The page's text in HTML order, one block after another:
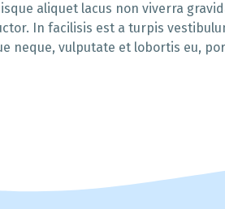
aliquet lacus non viverra
In facilisis est a turpis
neque, vulputate et lobortis eu,